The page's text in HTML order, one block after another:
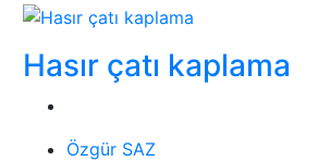
Hasır çatı kaplama
Özgür SAZ